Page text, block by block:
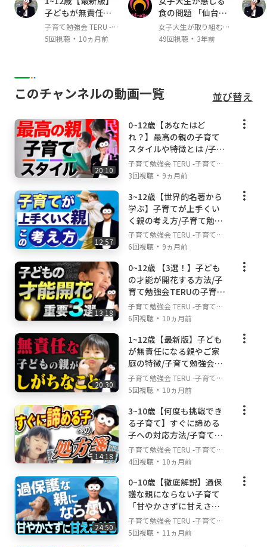
在、親御さん向けの子育てコミュニティも運営
中。
活動をしています！見た目はふざけているよう
に見えるかもしれませんが、至って真面目に発
信しています😊
▼チャンネルで伝えていきたい想い
子育て・育児の勉強の方法は世の中にたくさん
あります。赤ちゃん(乳児)〜幼児、小学生以降
の子育て・育児も含めて、いろんな学びはあり
っています。学び＋心の安定を大切にしながら
情報を得ていくことで、親子ともに無理のな
い。でもベストな成長を実現できると考えてい
ます。そんな親子の心を大切にしながら子育
て・育児について学び、不安や悩みを解消して
いける情報を発信していけるよう頑張ります！
▼このチャンネルの合言葉
『できる限りできる範囲で』
私のチャンネルの情報を受け取る際には、どの
動画にもこの合言葉を前提にご覧下さい。『で
きる限りできる範囲で』という言葉は、子育
て・育児のベストな親の姿を表す言葉だと思っ
ています。子どもために親は犠牲になるのでは
なく、親も自分を大切にしながら、できる限り
できる範囲で子どもと関わっていく。その方が
子どもも安心できますし、親の不安も少しずつ
解消されていきます。親の心の安定ほど子ども
に良い影響を与えてくれることはありません！
▼このチャンネルを見てほしい方
・子育て・育児に自信がなくて不安や悩みを抱
えているという方
・子どもの成長のためにできることを知りたい
という方
子どもが無責任に
なる親やご家庭の
特徴/子育て勉強会
子育て勉強会 TERU -子
育て・育児の悩みや不
5回視聴・ 10ヵ月前
食の問題 「仙台大
学 1年 MF 河野辺楓
果さん」
女子大生が取り組む食
の問題
49回視聴・ 3年前
このチャンネルの動画一覧 並び替え
20:10
0~12歳【あなたはど
れ？】最高の親の子育て
スタイルや特徴とは /子育
て勉強会TERUの子育て・
育児の悩みや不安解決ch
子育て勉強会 TERU -子育て・
育児の悩みや不安解決ch-
3回視聴 ・ 9ヵ月前
12:57
3~12歳【世界的名著から
学ぶ】子育てが上手くい
く親の考え方/子育て勉強
会TERUの子育て・育児の
悩みや不安解決ch
子育て勉強会 TERU -子育て・
育児の悩みや不安解決ch-
6回視聴 ・ 9ヵ月前
13:18
0~12歳 【3選！】子ども
の才能が開花する方法/子
育て勉強会TERUの子育
て・育児の悩みや不安解
決ch
子育て勉強会 TERU -子育て・
育児の悩みや不安解決ch-
6回視聴 ・ 10ヵ月前
20:30
1~12歳【最新版】子ども
が無責任になる親やご家
庭の特徴/子育て勉強会TE
RUの子育て・育児の悩み
や不安解決ch
子育て勉強会 TERU -子育て・
育児の悩みや不安解決ch-
5回視聴 ・ 10ヵ月前
14:18
3~10歳【何度も挑戦でき
る子育て】すぐに諦める
子への対応方法/子育て勉
強会TERUの子育て・育児
の悩みや不安解決ch
子育て勉強会 TERU -子育て・
育児の悩みや不安解決ch-
4回視聴 ・ 10ヵ月前
24:50
0~10歳【徹底解説】過保
護な親にならない子育て
「甘やかさずに甘えさせ
る」/子育て勉強会TERU
の子育て・育児の悩みや
子育て勉強会 TERU -子育て・
育児の悩みや不安解決ch-
5回視聴 ・ 11ヵ月前